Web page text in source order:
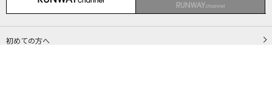
初めての方へ